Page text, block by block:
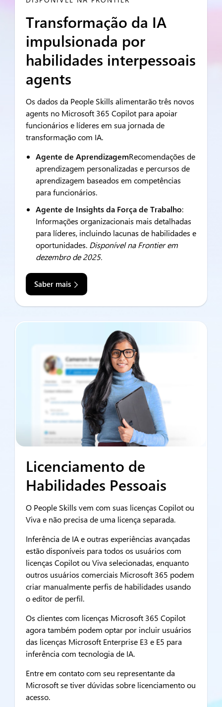
Transformação da IA
impulsionada por
habilidades interpessoais
agents
Os dados da People Skills alimentarão três novos
agents no Microsoft 365 Copilot para apoiar
funcionários e líderes em sua jornada de
transformação com IA.
Agente de AprendizagemRecomendações de
aprendizagem personalizadas e percursos de
aprendizagem baseados em competências
para funcionários.
Agente de Insights da Força de Trabalho:
Informações organizacionais mais detalhadas
para líderes, incluindo lacunas de habilidades e
oportunidades. Disponível na Frontier em
dezembro de 2025.
Saber mais
Licenciamento de
Habilidades Pessoais
O People Skills vem com suas licenças Copilot ou
Viva e não precisa de uma licença separada.
Inferência de IA e outras experiências avançadas
estão disponíveis para todos os usuários com
licenças Copilot ou Viva selecionadas, enquanto
outros usuários comerciais Microsoft 365 podem
criar manualmente perfis de habilidades usando
o editor de perfil.
Os clientes com licenças Microsoft 365 Copilot
agora também podem optar por incluir usuários
das licenças Microsoft Enterprise E3 e E5 para
inferência com tecnologia de IA.
Entre em contato com seu representante da
Microsoft se tiver dúvidas sobre licenciamento ou
acesso.